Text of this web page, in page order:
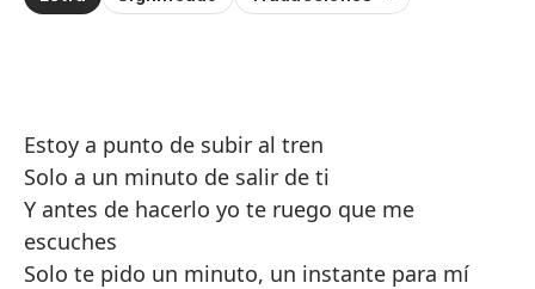
Estoy a punto de subir al tren
Solo a un minuto de salir de ti
Y antes de hacerlo yo te ruego que me
escuches
Solo te pido un minuto, un instante para mí